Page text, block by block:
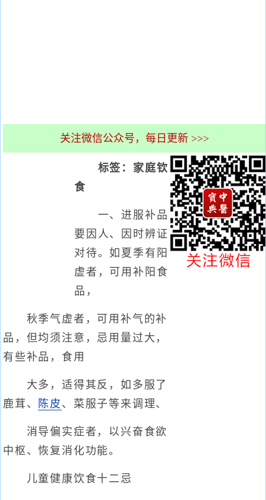
关注微信公众号，每日更新 >>>
标签：家庭钦
食
一、进服补品
要因人、因时辨证
对待。如夏季有阳
虚者，可用补阳食
品，
秋季气虚者，可用补气的补
品，但均须注意，忌用量过大，
有些补品，食用
大多，适得其反，如多服了
鹿茸、
陈皮 、菜服子等来调理、
消导偏实症者，以兴奋食欲
中枢、恢复消化功能。
儿童健康饮食十二忌